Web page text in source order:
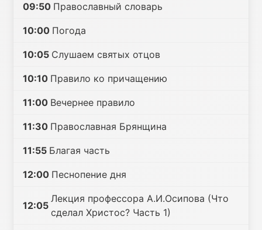
09:50 Православный словарь
10:00 Погода
10:05 Слушаем святых отцов
10:10 Правило ко причащению
11:00 Вечернее правило
11:30 Православная Брянщина
11:55 Благая часть
12:00 Песнопение дня
12:05
Лекция профессора А.И.Осипова (Что
сделал Христос? Часть 1)